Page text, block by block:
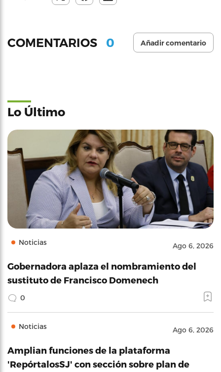
COMENTARIOS 0 Añadir comentario
Lo Último
Noticias Ago 6, 2026
Gobernadora aplaza el nombramiento del
sustituto de Francisco Domenech
0
Noticias Ago 6, 2026
Amplian funciones de la plataforma
'RepórtalosSJ' con sección sobre plan de